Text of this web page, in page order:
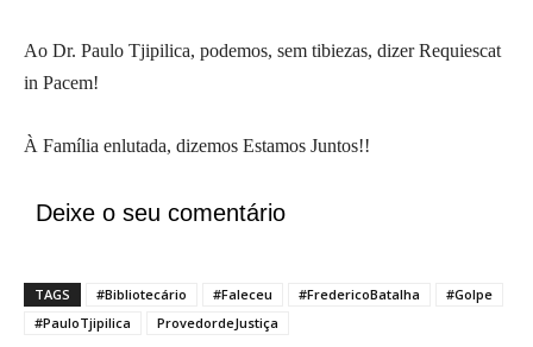
Ao Dr. Paulo Tjipilica, podemos, sem tibiezas, dizer Requiescat
in Pacem!
À Família enlutada, dizemos Estamos Juntos!!
Deixe o seu comentário
TAGS #Bibliotecário #Faleceu #FredericoBatalha
#Golpe
#PauloTjipilica
ProvedordeJustiça